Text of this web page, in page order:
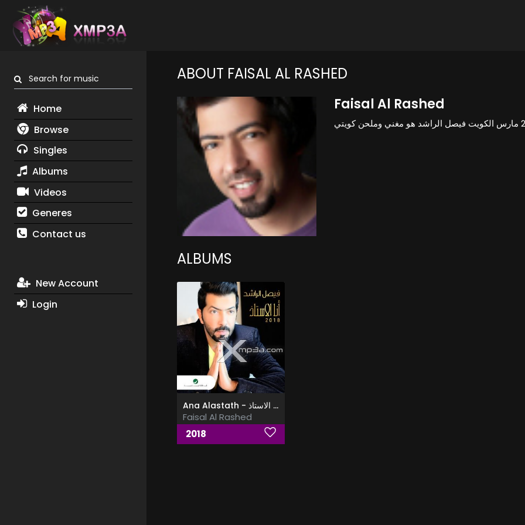
Search for music
Home
Browse
Singles
Albums
Videos
Generes
Contact us
New Account
Login
ABOUT FAISAL AL RASHED
Faisal Al Rashed
ALBUMS
Ana Alastath - انا الاستاذ
Faisal Al Rashed
2018